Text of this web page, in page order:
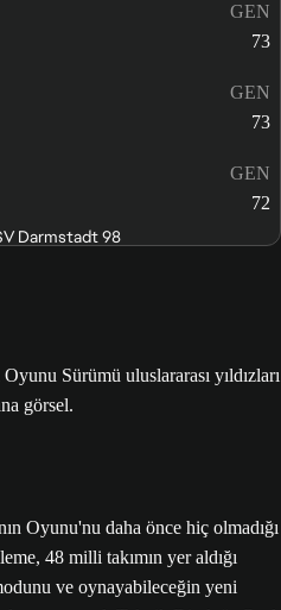
GEN
73
GEN
73
GEN
72
Darmstadt 98
Oyunu'nu daha önce hiç olmadığı
48 milli takımın yer aldığı
ve oynayabileceğin yeni